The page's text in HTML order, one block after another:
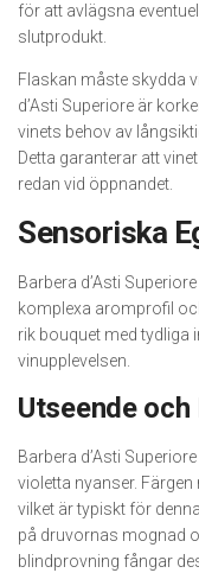
för att avlägsna
slutprodukt.
Flaskan måste skydda
d’Asti Superiore är
vinets behov av
Detta garanterar att
redan vid öppnandet.
Sensoriska
Barbera d’Asti
komplexa aromprofil
rik bouquet med
vinupplevelsen.
Utseende och
Barbera d’Asti
violetta nyanser.
vilket är typiskt för
på druvornas mognad
blindprovning fångar